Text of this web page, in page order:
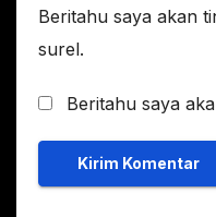
Beritahu saya akan
surel.
Beritahu saya